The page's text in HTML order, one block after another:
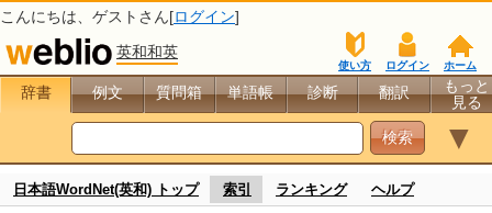
こんにちは、 ゲスト さん[ログイン]
英和和英
ホーム
ログイン
使い方
辞書 例文 質問箱 単語帳 診断 翻訳
もっと
見る
▼
日本語WordNet(英和) トップ 索引 ランキング ヘルプ